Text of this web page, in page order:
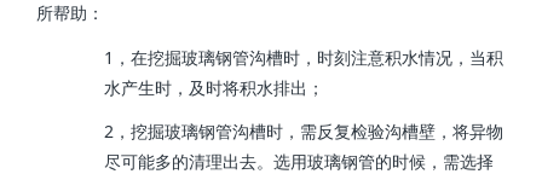
所帮助：
1，在挖掘玻璃钢管沟槽时，时刻注意积水情况，当积
水产生时，及时将积水排出；
2，挖掘玻璃钢管沟槽时，需反复检验沟槽壁，将异物
尽可能多的清理出去。选用玻璃钢管的时候，需选择